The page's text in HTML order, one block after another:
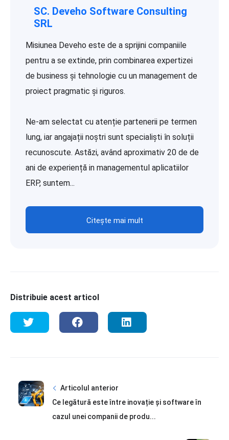
SC. Deveho Software Consulting
SRL
Misiunea Deveho este de a sprijini companiile
pentru a se extinde, prin combinarea expertizei
de business și tehnologie cu un management de
proiect pragmatic și riguros.
Ne-am selectat cu atenție partenerii pe termen
lung, iar angajații noștri sunt specialiști în soluții
recunoscute. Astăzi, având aproximativ 20 de de
ani de experiență in managementul aplicatiilor
ERP, suntem...
Citește mai mult
Distribuie acest articol
Articolul anterior
Ce legătură este între inovație și software în
cazul unei companii de produ...